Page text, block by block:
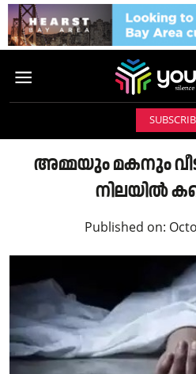
അമ്മയും മകനും
നിലയില്‍
Published on: